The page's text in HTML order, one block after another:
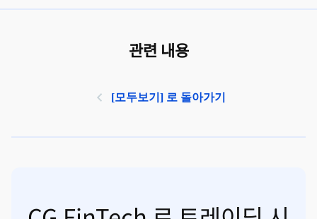
관련 내용
[모두보기] 로 돌아가기